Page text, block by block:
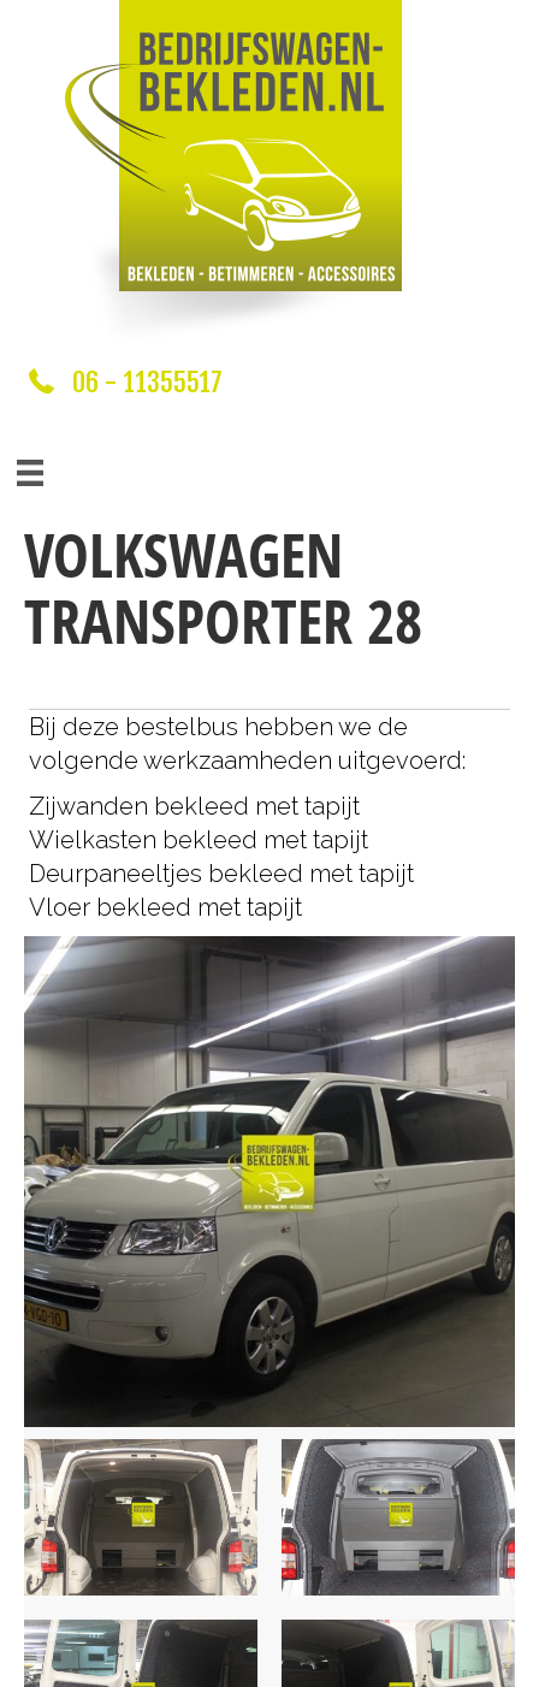
06 - 11355517
VOLKSWAGEN
TRANSPORTER 28
Bij deze bestelbus hebben we de
volgende werkzaamheden uitgevoerd:
Zijwanden bekleed met tapijt
Wielkasten bekleed met tapijt
Deurpaneeltjes bekleed met tapijt
Vloer bekleed met tapijt